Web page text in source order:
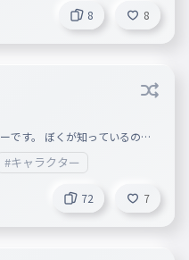
こすでしょう
8 8
です。 ぼくが知っているのだ
てください。 漢字などの間違
の結構時間かかったので、い
！
#キャラクター
72 7